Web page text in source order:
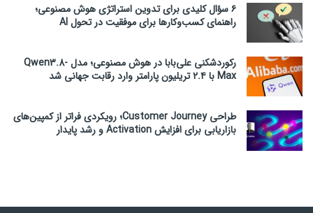
۶ سؤال کلیدی برای تدوین استراتژی هوش مصنوعی؛
راهنمای کسب‌وکارها برای موفقیت در تحول AI
رکوردشکنی علی‌بابا در هوش مصنوعی؛ مدل Qwen3.8-
Max با ۲.۴ تریلیون پارامتر وارد رقابت جهانی شد
طراحی Customer Journey؛ رویکردی فراتر از کمپین‌های
بازاریابی برای افزایش Activation و رشد پایدار